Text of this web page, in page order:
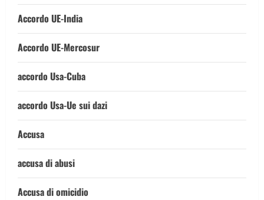
Accordo UE-India
Accordo UE-Mercosur
accordo Usa-Cuba
accordo Usa-Ue sui dazi
Accusa
accusa di abusi
Accusa di omicidio